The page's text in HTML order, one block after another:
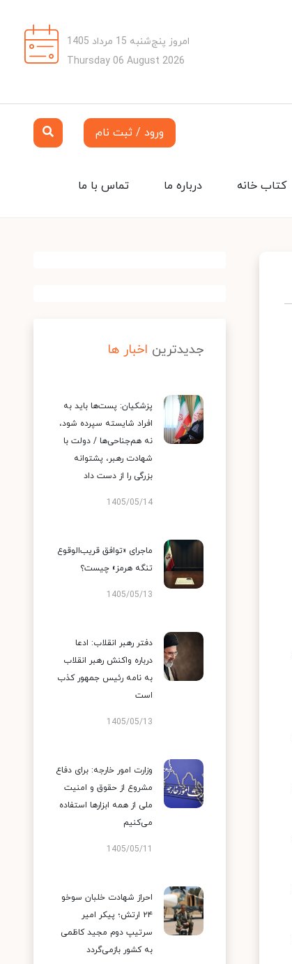
امروز پنج‌شنبه 15 مرداد 1405
Thursday 06 August 2026
ورود / ثبت نام
تماس با ما درباره ما کتاب خانه
جدیدترین اخبار ها
پزشکیان: پست‌ها باید به
افراد شایسته سپرده شود،
نه هم‌جناحی‌ها / دولت با
شهادت رهبر، پشتوانه
بزرگی را از دست داد
1405/05/14
ماجرای «توافق قریب‌الوقوع
تنگه هرمز» چیست؟
1405/05/13
دفتر رهبر انقلاب: ادعا
درباره واکنش رهبر انقلاب
به نامه رئیس جمهور کذب
است
1405/05/13
وزارت امور خارجه: برای دفاع
مشروع از حقوق و امنیت
ملی از همه ابزارها استفاده
می‌کنیم
1405/05/11
احراز شهادت خلبان سوخو
۲۴ ارتش؛ پیکر امیر
سرتیپ دوم مجید کاظمی
به کشور بازمی‌گردد